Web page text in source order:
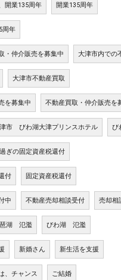
開業135周年 開業135周年
周年
・仲介販売を募集中 大津市内での
大津市不動産買取
を募集中 不動産買取・仲介販売を
市 びわ湖大津プリンスホテル び
ぎの固定資産税還付
付 固定資産税還付
中 不動産売却相談受付 売却相
湖 氾濫 びわ湖 氾濫
新婚さん 新生活を支援
、チャンス ご結婚